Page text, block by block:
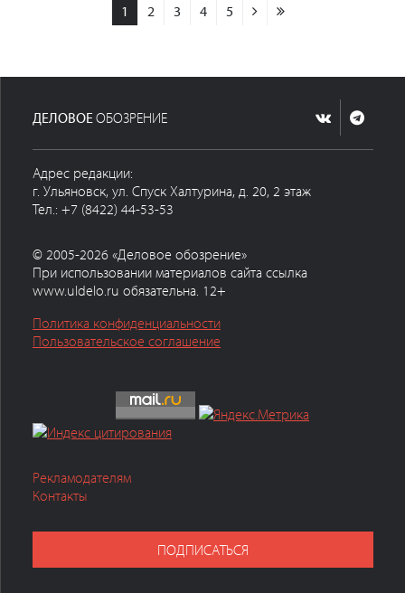
1 2 3 4 5
ДЕЛОВОЕ ОБОЗРЕНИЕ
Адрес редакции:
г. Ульяновск, ул. Спуск Халтурина, д. 20, 2 этаж
Тел.: +7 (8422) 44-53-53
© 2005-2026 «Деловое обозрение»
При использовании материалов сайта ссылка
www.uldelo.ru обязательна. 12+
Политика конфиденциальности
Пользовательское соглашение
Рекламодателям
Контакты
ПОДПИСАТЬСЯ